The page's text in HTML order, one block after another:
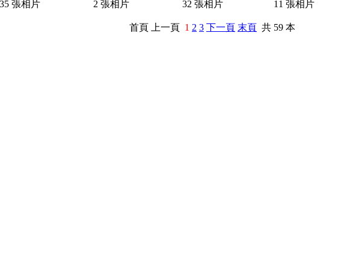
35 張相片
2 張相片
32 張相片
11 張相片
首頁 上一頁 1 2 3 下一頁 末頁 共 59 本